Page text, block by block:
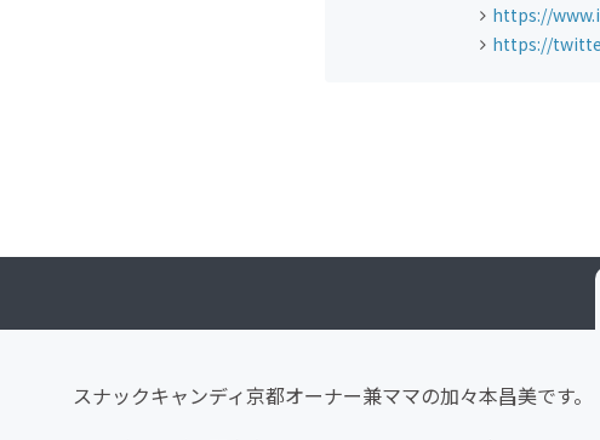
https://
https://
スナックキャンディ京都オーナー兼ママの加々本昌美です。